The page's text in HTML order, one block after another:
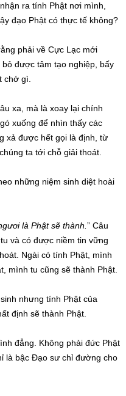
ra tính Phật nơi mình,
đạo Phật có thực tế không?
phải về Cực Lạc mới
được tâm tạo nghiệp, bấy
chớ gì.
xa, mà là xoay lại chính
xuống để nhìn thấy các
xả được hết gọi là định, từ
ta tới chỗ giải thoát.
những niệm sinh diệt hoài
là Phật sẽ thành. ” Câu
và có được niềm tin vững
Ngài có tính Phật, mình
mình tu cũng sẽ thành Phật.
nhưng tính Phật của
định sẽ thành Phật.
đẳng. Không phải đức Phật
là bậc Đạo sư chỉ đường cho